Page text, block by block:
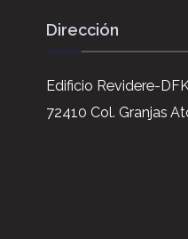
Dirección
Edificio Revidere-
72410 Col. Granjas